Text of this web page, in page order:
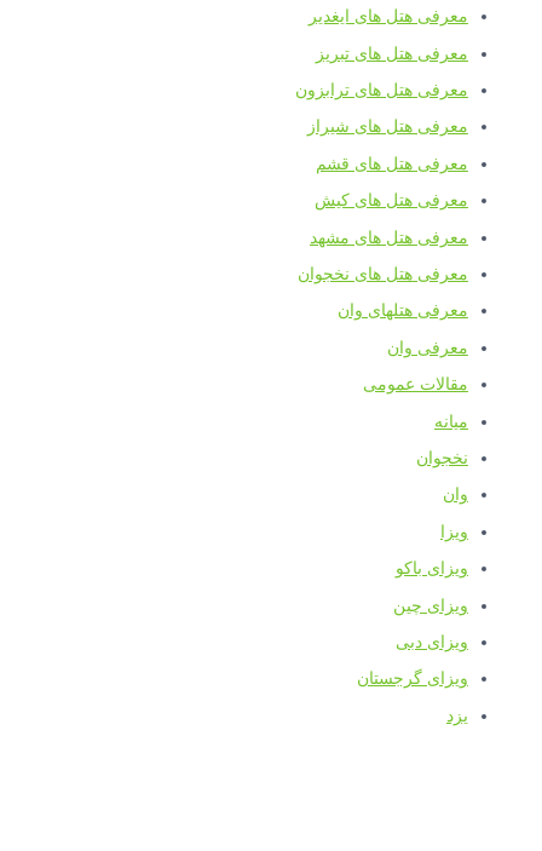
معرفی هتل های ایغدیر
معرفی هتل های تبریز
معرفی هتل های ترابزون
معرفی هتل های شیراز
معرفی هتل های قشم
معرفی هتل های کیش
معرفی هتل های مشهد
معرفی هتل های نخجوان
معرفی هتلهای وان
معرفی وان
مقالات عمومی
میانه
نخجوان
وان
ویزا
ویزای باکو
ویزای چین
ویزای دبی
ویزای گرجستان
یزد